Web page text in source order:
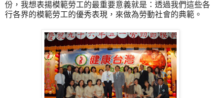
份，我想表揚模範勞工的最重要意義就是：透過我們這些各
行各界的模範勞工的優秀表現，來做為勞動社會的典範。